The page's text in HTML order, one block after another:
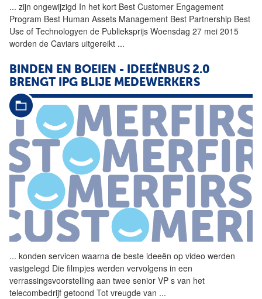
... zijn ongewijzigd In het kort Best Customer Engagement
Program Best Human Assets Management Best Partnership Best
Use of Technologyen de Publieksprijs Woensdag 27 mei 2015
worden de Caviars uitgereikt ...
BINDEN EN BOEIEN - IDEEËNBUS 2.0
BRENGT IPG BLIJE MEDEWERKERS
... konden servicen waarna de beste ideeën op video werden
vastgelegd Die filmpjes werden vervolgens in een
verrassingsvoorstelling aan twee senior VP s van het
telecombedrijf getoond Tot vreugde van ...